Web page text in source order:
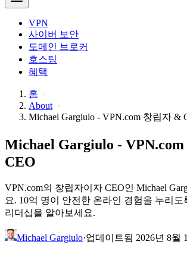
VPN
사이버 보안
도메인 브로커
호스팅
혜택
홈
About
Michael Gargiulo - VPN.com 창립자 &
Michael Gargiulo -
CEO
VPN.com의 창립자이자 CEO인 Michael
요. 10억 명이 안전한 온라인 경험을 누리도
리더십을 알아보세요.
Michael Gargiulo·업데이트됨 2026년 8월